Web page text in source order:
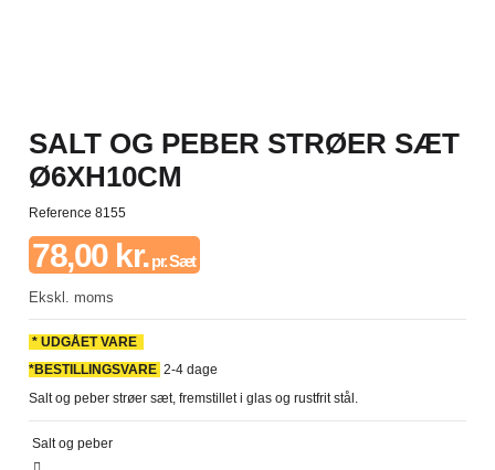
SALT OG PEBER STRØER SÆT
Ø6XH10CM
Reference 8155
78,00 kr.pr. Sæt
Ekskl. moms
* UDGÅET VARE
*BESTILLINGSVARE 2-4 dage
Salt og peber strøer sæt, fremstillet i glas og rustfrit stål.
Salt og peber